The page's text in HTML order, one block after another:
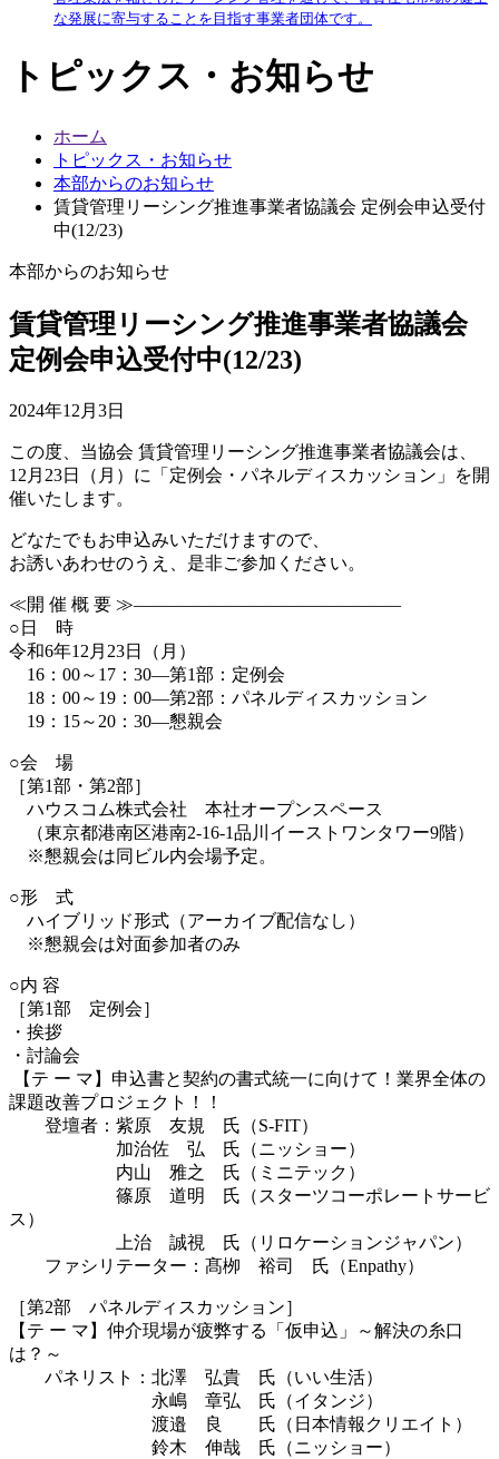
な発展に寄与することを目指す事業者団体です。
トピックス・お知らせ
ホーム
トピックス・お知らせ
本部からのお知らせ
賃貸管理リーシング推進事業者協議会 定例会申込受付
中(12/23)
本部からのお知らせ
賃貸管理リーシング推進事業者協議会
定例会申込受付中(12/23)
2024年12月3日
この度、当協会 賃貸管理リーシング推進事業者協議会は、
12月23日（月）に「定例会・パネルディスカッション」を開
催いたします。
どなたでもお申込みいただけますので、
お誘いあわせのうえ、是非ご参加ください。
≪開 催 概 要 ≫———————————————
○日 時
令和6年12月23日（月）
16：00～17：30―第1部：定例会
18：00～19：00―第2部：パネルディスカッション
19：15～20：30―懇親会
○会 場
［第1部・第2部］
ハウスコム株式会社 本社オープンスペース
（東京都港南区港南2-16-1品川イーストワンタワー9階）
※懇親会は同ビル内会場予定。
○形 式
ハイブリッド形式（アーカイブ配信なし）
※懇親会は対面参加者のみ
○内 容
［第1部 定例会］
・挨拶
・討論会
【テ ー マ】申込書と契約の書式統一に向けて！業界全体の
課題改善プロジェクト！！
登壇者：紫原 友規 氏（S-FIT）
加治佐 弘 氏（ニッショー）
内山 雅之 氏（ミニテック）
篠原 道明 氏（スターツコーポレートサービ
ス）
上治 誠視 氏（リロケーションジャパン）
ファシリテーター：髙栁 裕司 氏（Enpathy）
［第2部 パネルディスカッション］
【テ ー マ】仲介現場が疲弊する「仮申込」～解決の糸口
は？～
パネリスト：北澤 弘貴 氏（いい生活）
永嶋 章弘 氏（イタンジ）
渡邉 良 氏（日本情報クリエイト）
鈴木 伸哉 氏（ニッショー）